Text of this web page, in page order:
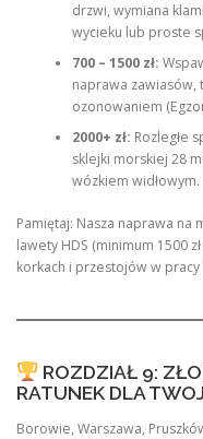
drzwi, wymiana
wycieku lub proste
700 – 1500 zł:
naprawa zawiasów,
ozonowaniem
2000+ zł: Rozległe
sklejki morskiej 28
wózkiem widłowym.
Pamiętaj: Nasza naprawa na
lawety HDS (minimum 1500
korkach i przestojów w
ROZDZIAŁ 9:
RATUNEK DLA
Borowie, Warszawa,